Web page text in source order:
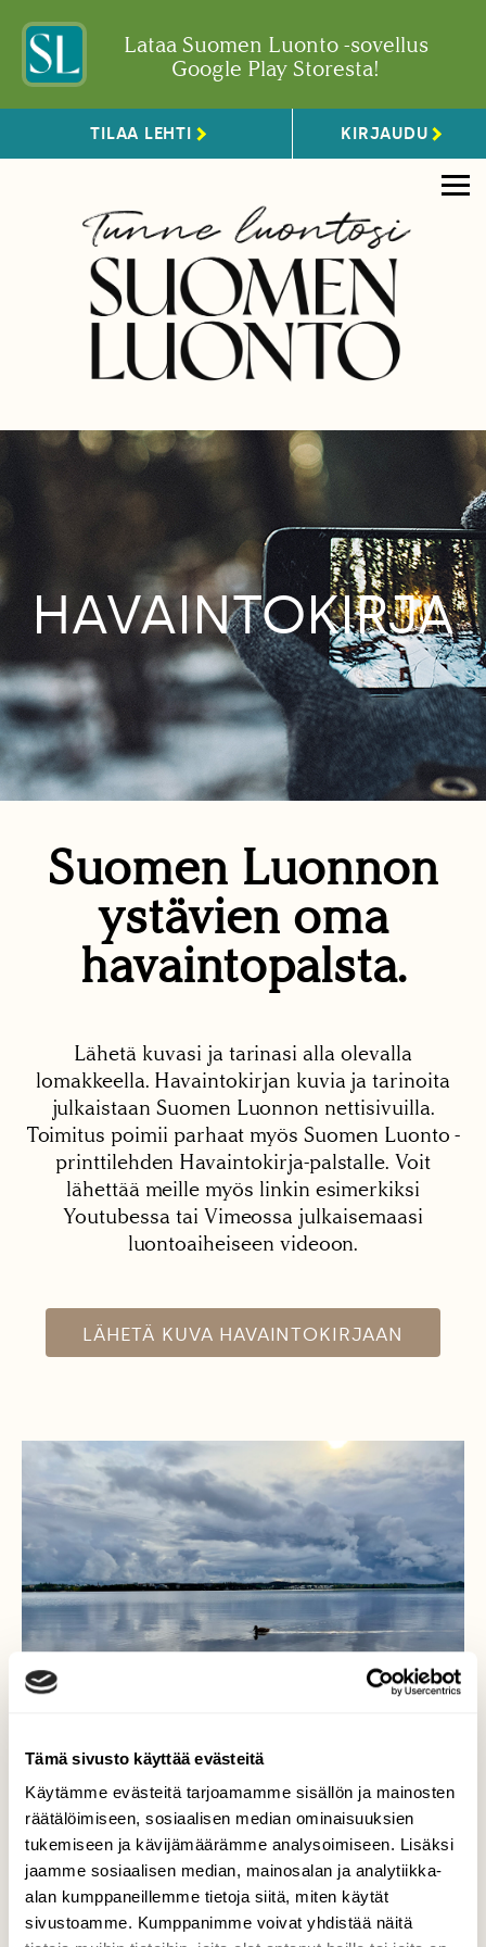
Tämä sivusto käyttää evästeitä
Käytämme evästeitä tarjoamamme sisällön ja mainosten
räätälöimiseen, sosiaalisen median ominaisuuksien
tukemiseen ja kävijämäärämme analysoimiseen. Lisäksi
jaamme sosiaalisen median, mainosalan ja analytiikka-
alan kumppaneillemme tietoja siitä, miten käytät
sivustoamme. Kumppanimme voivat yhdistää näitä
Lataa Suomen Luonto -sovellus
Google Play Storesta!
TILAA LEHTI KIRJAUDU
HAVAINTOKIRJA
Suomen Luonnon
ystävien oma
havaintopalsta.
Lähetä kuvasi ja tarinasi alla olevalla
lomakkeella. Havaintokirjan kuvia ja tarinoita
julkaistaan Suomen Luonnon nettisivuilla.
Toimitus poimii parhaat myös Suomen Luonto -
printtilehden Havaintokirja-palstalle. Voit
lähettää meille myös linkin esimerkiksi
Youtubessa tai Vimeossa julkaisemaasi
luontoaiheiseen videoon.
LÄHETÄ KUVA HAVAINTOKIRJAAN
Syystaivas
Syystaivas elää! Kävelin töistä kotiin ihaillen